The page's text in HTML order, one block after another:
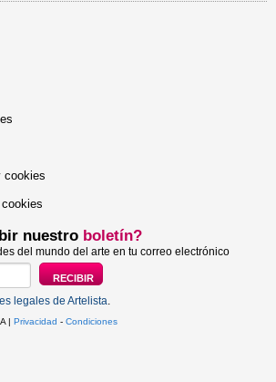
cookies
nuestro boletín?
del mundo del arte en tu correo electrónico
legales de Artelista.
| Privacidad - Condiciones